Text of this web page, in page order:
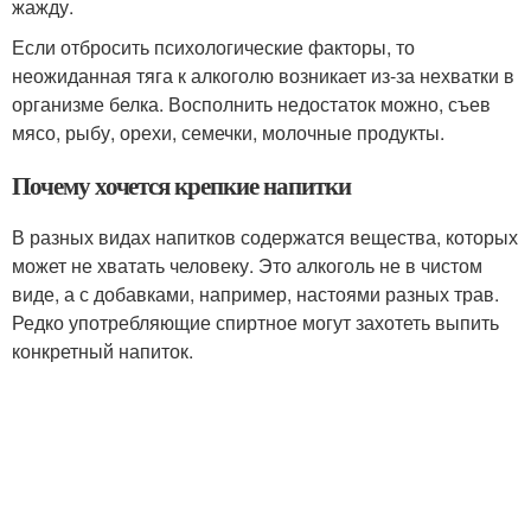
жажду.
Если отбросить психологические факторы, то
неожиданная тяга к алкоголю возникает из-за нехватки в
организме белка. Восполнить недостаток можно, съев
мясо, рыбу, орехи, семечки, молочные продукты.
Почему хочется крепкие напитки
В разных видах напитков содержатся вещества, которых
может не хватать человеку. Это алкоголь не в чистом
виде, а с добавками, например, настоями разных трав.
Редко употребляющие спиртное могут захотеть выпить
конкретный напиток.